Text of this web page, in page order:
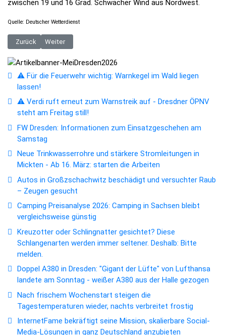
zwischen 19 und 16 Grad. Schwacher Wind aus Nordwest.
Quelle: Deutscher Wetterdienst
Vorheriger Beitrag: Die nächsten Tage Hochsommerlich mit
Zurück Nächster Beitrag: Am Wochenende zunehmende
Weiter
⚠️ Für die Feuerwehr wichtig: Warnkegel im Wald liegen
lassen!
⚠️ Verdi ruft erneut zum Warnstreik auf - Dresdner ÖPNV
steht am Freitag still!
FW Dresden: Informationen zum Einsatzgeschehen am
Samstag
Neue Trinkwasserrohre und stärkere Stromleitungen in
Mickten - Ab 16. März: starten die Arbeiten
Autos in Großzschachwitz beschädigt und versuchter Raub
– Zeugen gesucht
Camping Preisanalyse 2026: Camping in Sachsen bleibt
vergleichsweise günstig
Kreuzotter oder Schlingnatter gesichtet? Diese
Schlangenarten werden immer seltener. Deshalb: Bitte
melden.
Doppel A380 in Dresden: "Gigant der Lüfte" von Lufthansa
landete am Sonntag - weißer A380 aus der Halle gezogen
Nach frischem Wochenstart steigen die
Tagestemperaturen wieder, nachts verbreitet frostig
InternetFame bekräftigt seine Mission, skalierbare Social-
Media-Lösungen in ganz Deutschland anzubieten